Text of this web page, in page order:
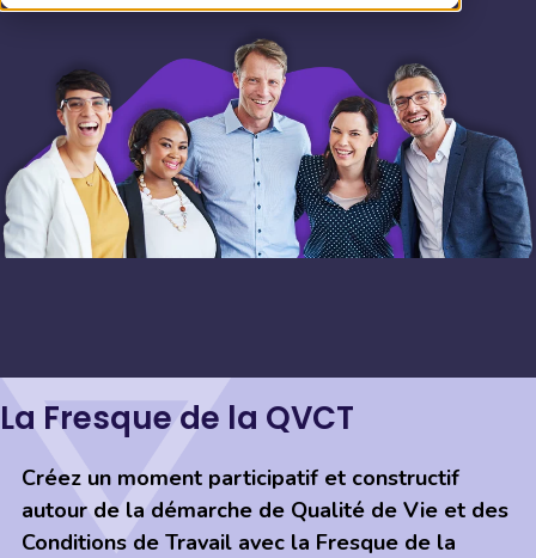
La Fresque de la QVCT
Créez un moment participatif et constructif
autour de la démarche de Qualité de Vie et des
Conditions de Travail avec la Fresque de la